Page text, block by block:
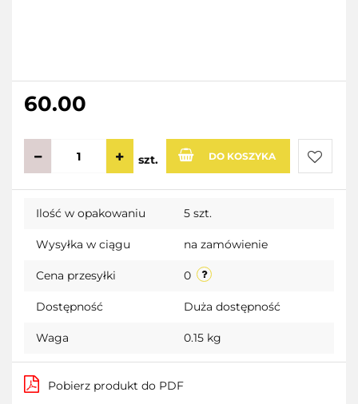
60.00
szt. DO KOSZYKA
Do
Ilość w opakowaniu 5 szt.
Wysyłka w ciągu na zamówienie
Cena przesyłki 0
Dostępność Duża dostępność
Waga 0.15 kg
Pobierz produkt do PDF